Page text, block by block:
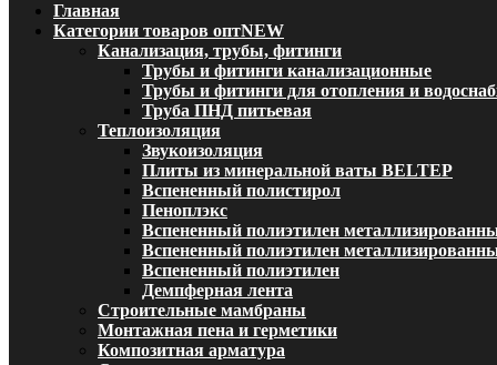
Главная
Категории товаров оптNEW
Канализация, трубы, фитинги
Трубы и фитинги канализационные
Трубы и фитинги для отопления и
Труба ПНД питьевая
Теплоизоляция
Звукоизоляция
Плиты из минеральной ваты BELTEP
Вспененный полистирол
Пеноплэкс
Вспененный полиэтилен
Вспененный полиэтилен
Вспененный полиэтилен
Демпферная лента
Строительные мамбраны
Монтажная пена и герметики
Композитная арматура